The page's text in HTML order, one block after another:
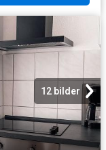
12 bilder